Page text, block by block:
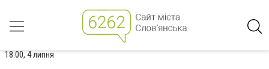
18:00, 4 липня